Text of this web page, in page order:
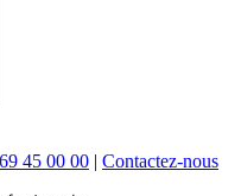
45 00 00 | Contactez-nous